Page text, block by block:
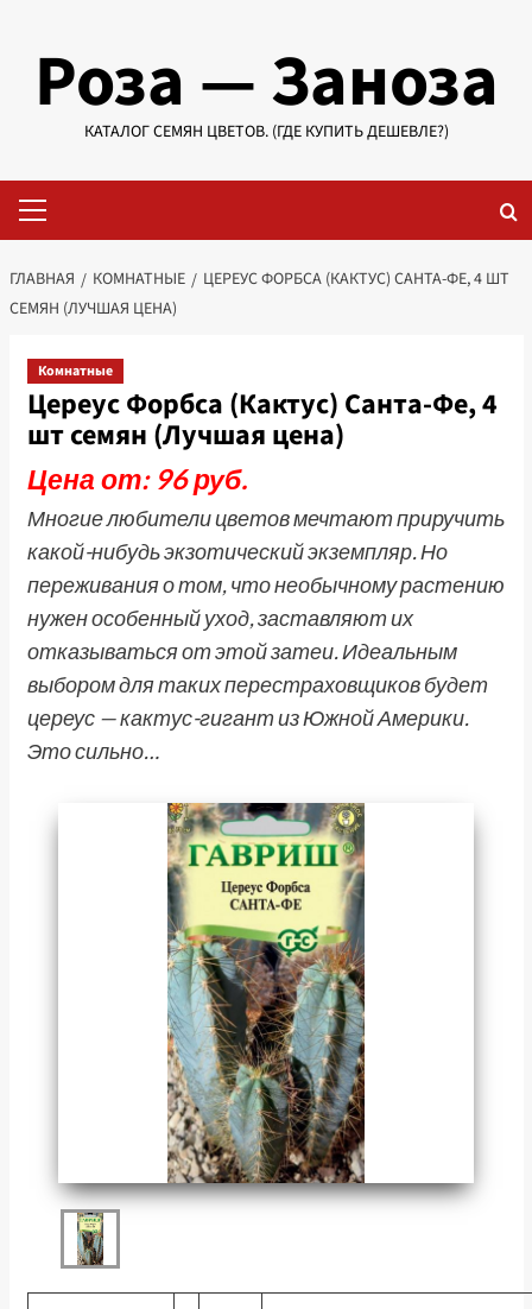
содержимому
Роза — Заноза
КАТАЛОГ СЕМЯН ЦВЕТОВ. (ГДЕ КУПИТЬ ДЕШЕВЛЕ?)
меню
ГЛАВНАЯ КОМНАТНЫЕ
ЦЕРЕУС ФОРБСА (КАКТУС) САНТА-ФЕ, 4 ШТ
СЕМЯН (ЛУЧШАЯ ЦЕНА)
Комнатные
Цереус Форбса (Кактус) Санта-Фе, 4
шт семян (Лучшая цена)
Цена от: 96 руб.
Многие любители цветов мечтают приручить
какой-нибудь экзотический экземпляр. Но
переживания о том, что необычному растению
нужен особенный уход, заставляют их
отказываться от этой затеи. Идеальным
выбором для таких перестраховщиков будет
цереус — кактус-гигант из Южной Америки.
Это сильно…